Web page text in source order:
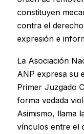
constituyen
contra el
expresión e
La Asociación
ANP expresa su
Primer Juzgado
forma vedada
Asimismo, llama
vínculos entre el